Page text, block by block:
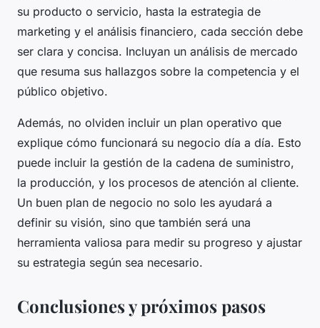
su producto o servicio, hasta la estrategia de
marketing y el análisis financiero, cada sección debe
ser clara y concisa. Incluyan un análisis de mercado
que resuma sus hallazgos sobre la competencia y el
público objetivo.
Además, no olviden incluir un plan operativo que
explique cómo funcionará su negocio día a día. Esto
puede incluir la gestión de la cadena de suministro,
la producción, y los procesos de atención al cliente.
Un buen plan de negocio no solo les ayudará a
definir su visión, sino que también será una
herramienta valiosa para medir su progreso y ajustar
su estrategia según sea necesario.
Conclusiones y próximos pasos